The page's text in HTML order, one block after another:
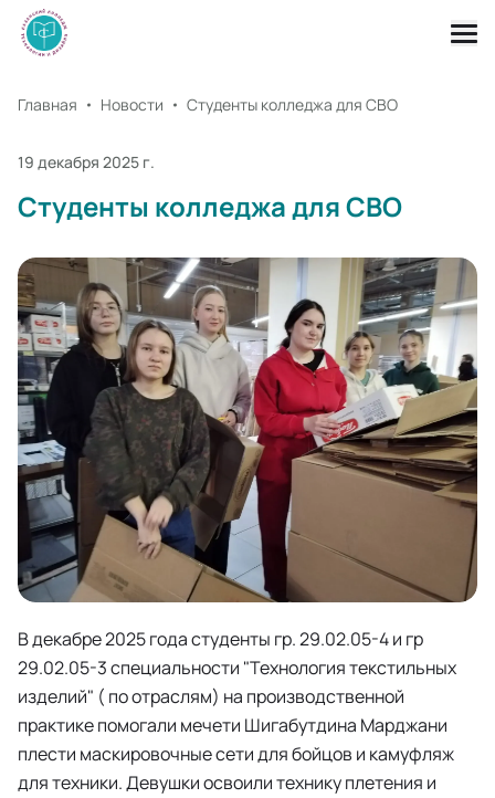
Главная Новости Студенты колледжа для СВО
19 декабря 2025 г.
Студенты колледжа для СВО
В декабре 2025 года студенты гр. 29.02.05-4 и гр
29.02.05-3 специальности "Технология текстильных
изделий" ( по отраслям) на производственной
практике помогали мечети Шигабутдина Марджани
плести маскировочные сети для бойцов и камуфляж
для техники. Девушки освоили технику плетения и